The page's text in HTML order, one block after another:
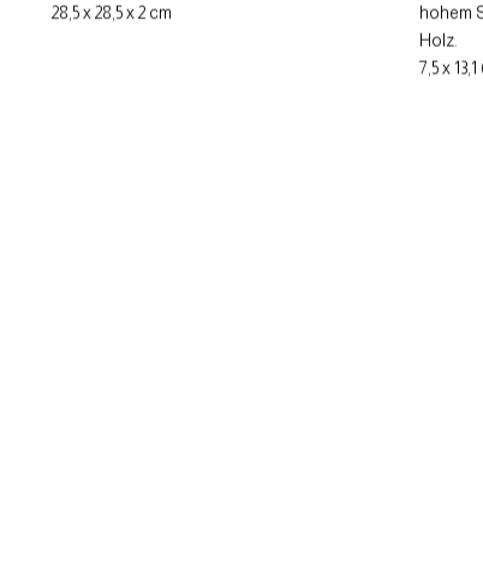
28,5 x 28,5 x 2 cm
hohem
Holz.
7,5 x 13,1